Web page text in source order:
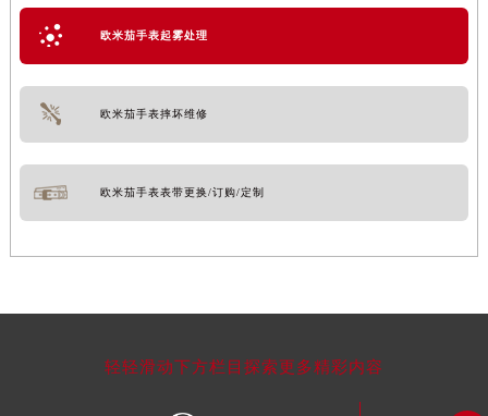
欧米茄手表起雾处理
欧米茄手表摔坏维修
欧米茄手表表带更换/订购/定制
轻轻滑动下方栏目探索更多精彩内容